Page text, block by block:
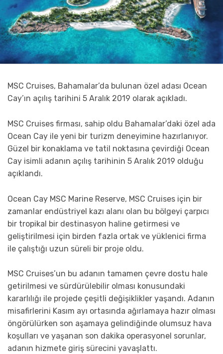
MSC Cruises, Bahamalar’da bulunan özel adası Ocean
Cay’ın açılış tarihini 5 Aralık 2019 olarak açıkladı.
MSC Cruises firması, sahip oldu Bahamalar’daki özel ada
Ocean Cay ile yeni bir turizm deneyimine hazırlanıyor.
Güzel bir konaklama ve tatil noktasına çevirdiği Ocean
Cay isimli adanın açılış tarihinin 5 Aralık 2019 olduğu
açıklandı.
Ocean Cay MSC Marine Reserve, MSC Cruises için bir
zamanlar endüstriyel kazı alanı olan bu bölgeyi çarpıcı
bir tropikal bir destinasyon haline getirmesi ve
geliştirilmesi için birden fazla ortak ve yüklenici firma
ile çalıştığı uzun süreli bir proje oldu.
MSC Cruises’un bu adanın tamamen çevre dostu hale
getirilmesi ve sürdürülebilir olması konusundaki
kararlılığı ile projede çeşitli değişiklikler yaşandı. Adanın
misafirlerini Kasım ayı ortasında ağırlamaya hazır olması
öngörülürken son aşamaya gelindiğinde olumsuz hava
koşulları ve yaşanan son dakika operasyonel sorunlar,
adanın hizmete giriş sürecini yavaşlattı.